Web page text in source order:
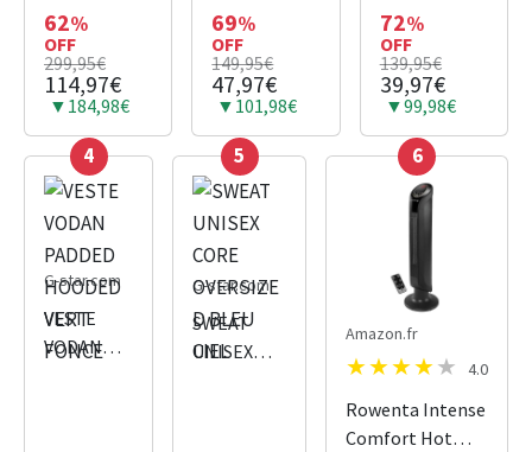
VESTE ARC
3D SLIM
BLEU CIEL
62%
OFF
299,95€
114,97€
▼184,98€
PREMIUM
CORE 2.0
VIOLET
69%
OFF
149,95€
47,97€
▼101,98€
PREMIUM
CORE 2.0
BEIGE
72%
OFF
139,95€
39,97€
▼99,98€
4
G-star.com
VESTE
VODAN
5
G-star.com
SWEAT
UNISEX
6
Amazon.fr
4.0
Rowenta Intense
Comfort Hot